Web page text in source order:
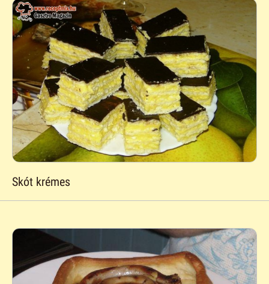
Skót krémes